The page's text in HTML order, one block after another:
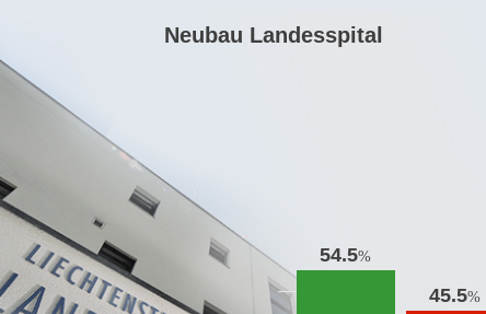
Neubau Landesspital
54.5%
45.5%